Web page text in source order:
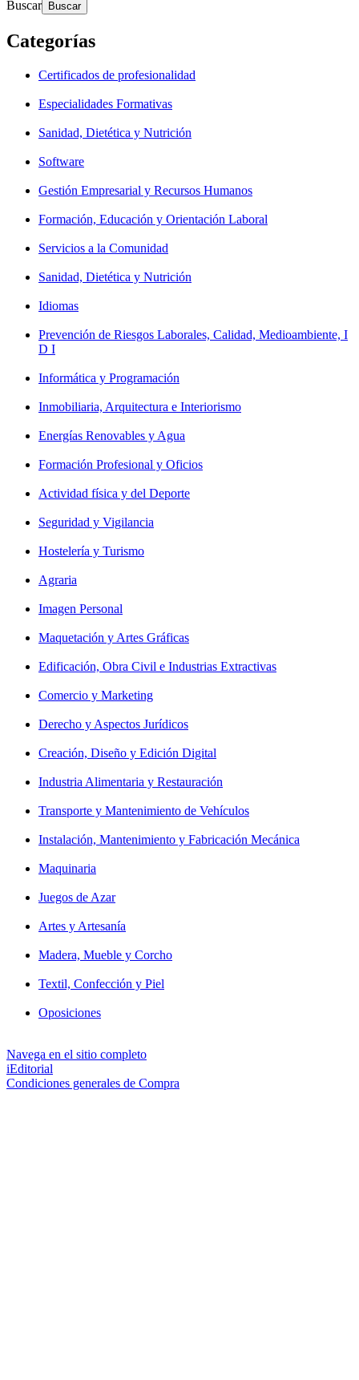
Buscar
Categorías
Certificados de profesionalidad
Especialidades Formativas
Sanidad, Dietética y Nutrición
Software
Gestión Empresarial y Recursos Humanos
Formación, Educación y Orientación Laboral
Servicios a la Comunidad
Sanidad, Dietética y Nutrición
Idiomas
Prevención de Riesgos Laborales, Calidad, Medioambiente, I
D I
Informática y Programación
Inmobiliaria, Arquitectura e Interiorismo
Energías Renovables y Agua
Formación Profesional y Oficios
Actividad física y del Deporte
Seguridad y Vigilancia
Hostelería y Turismo
Agraria
Imagen Personal
Maquetación y Artes Gráficas
Edificación, Obra Civil e Industrias Extractivas
Comercio y Marketing
Derecho y Aspectos Jurídicos
Creación, Diseño y Edición Digital
Industria Alimentaria y Restauración
Transporte y Mantenimiento de Vehículos
Instalación, Mantenimiento y Fabricación Mecánica
Maquinaria
Juegos de Azar
Artes y Artesanía
Madera, Mueble y Corcho
Textil, Confección y Piel
Oposiciones
Navega en el sitio completo
iEditorial
Condiciones generales de Compra